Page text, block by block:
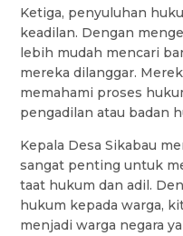
Ketiga, penyuluhan
keadilan. Dengan
lebih mudah mencari
mereka dilanggar.
memahami proses
pengadilan atau badan
Kepala Desa Sikabau
sangat penting untuk
taat hukum dan adil.
hukum kepada warga,
menjadi warga negara